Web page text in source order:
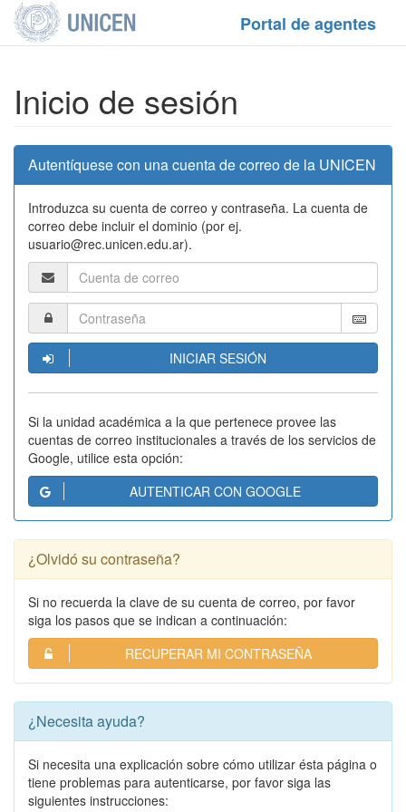
Portal de agentes
Inicio de sesión
Autentíquese con una cuenta de correo de la UNICEN
Introduzca su cuenta de correo y contraseña. La cuenta de
correo debe incluir el dominio (por ej.
usuario@rec.unicen.edu.ar).
INICIAR SESIÓN
Si la unidad académica a la que pertenece provee las
cuentas de correo institucionales a través de los servicios de
Google, utilice esta opción:
AUTENTICAR CON GOOGLE
¿Olvidó su contraseña?
Si no recuerda la clave de su cuenta de correo, por favor
siga los pasos que se indican a continuación:
RECUPERAR MI CONTRASEÑA
¿Necesita ayuda?
Si necesita una explicación sobre cómo utilizar ésta página o
tiene problemas para autenticarse, por favor siga las
siguientes instrucciones: